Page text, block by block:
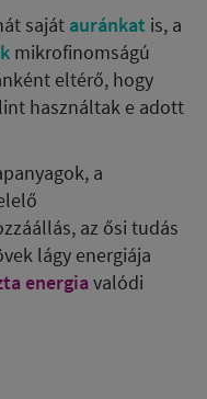
saját auránkat is, a
mikrofinomságú
eltérő, hogy
használtak e adott
a
az ősi tudás
lágy energiája
energiavalódi